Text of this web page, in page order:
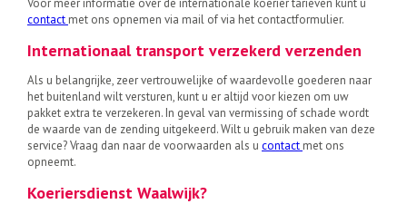
Voor meer informatie over de internationale koerier tarieven kunt u
contact met ons opnemen via mail of via het contactformulier.
Internationaal transport verzekerd verzenden
Als u belangrijke, zeer vertrouwelijke of waardevolle goederen naar
het buitenland wilt versturen, kunt u er altijd voor kiezen om uw
pakket extra te verzekeren. In geval van vermissing of schade wordt
de waarde van de zending uitgekeerd. Wilt u gebruik maken van deze
service? Vraag dan naar de voorwaarden als u contact met ons
opneemt.
Koeriersdienst Waalwijk?